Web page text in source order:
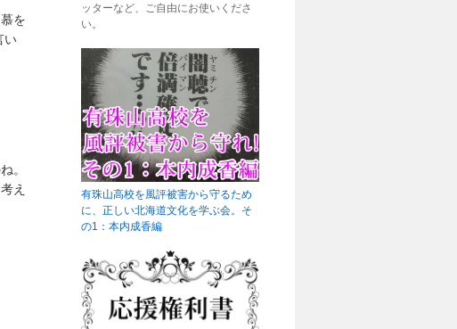
を
い
。
え
ッターなど、ご自由にお使いくださ
い。
有珠山高校を風評被害から守るため
に、正しい北海道文化を学ぶ会。そ
の1：本内成香編